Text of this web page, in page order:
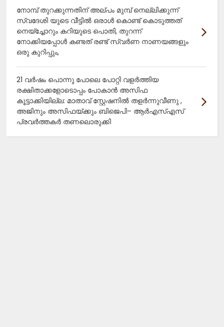
നോമ്പ് തുറക്കുന്നതിന് അല്പം മുമ്പ് നെല്ലിക്കുന്ന്
സ്വദേശി യുടെ വീട്ടിൽ ഒരാൾ കൊണ്ട് കൊടുത്തത്
നെയ്ച്ചോറും കറിയുടെ പൊതി, തുറന്ന്
നോക്കിയപ്പോൾ കണ്ടത് രണ്ട് സ്വർണ നാണയങ്ങളും
ഒരു കുറിപ്പും,
21 വർഷം പൊന്നു പോലെ പോറ്റി വളർത്തിയ
രക്ഷിതാക്കളോടൊപ്പം പോകാൻ അസിഫ
കൂട്ടാക്കിയില്ല: മാതാവ് സ്റ്റേഷനിൽ തളർന്നുവീണു ,
അജിനും അസിഫയ്ക്കും ബിജെപി– ആർഎസ്എസ്
പ്രവർത്തകർ തണലൊരുക്കി